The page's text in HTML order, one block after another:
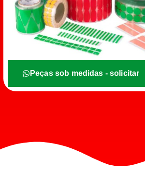
Peças sob medidas - solicitar